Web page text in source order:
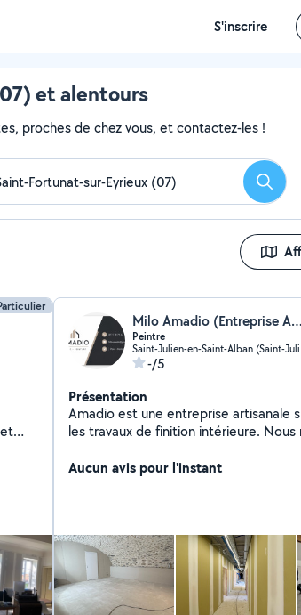
S'inscrire
et alentours
proches de chez vous, et contactez-les !
Milo Amadio (Entreprise Amadio)
Peintre
-/5
Présentation
Amadio est une entreprise artisanale
les travaux de finition intérieure. Nous
professionels pour réaliser des projets
réalisations soignées et durables .
rénovation , d'un aménagement intérieur ou d'un projet
neuf , nous vous accompagnons avec
adaptées à vos besoins.
Aucun avis pour l'instant